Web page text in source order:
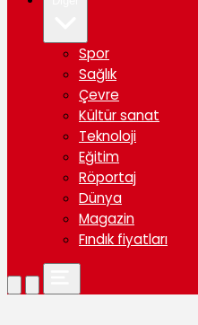
Spor
Sağlık
Çevre
Kültür sanat
Teknoloji
Eğitim
Röportaj
Dünya
Magazin
Fındık fiyatları